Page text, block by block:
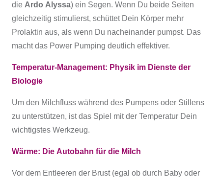
die Ardo Alyssa) ein Segen. Wenn Du beide Seiten
gleichzeitig stimulierst, schüttet Dein Körper mehr
Prolaktin aus, als wenn Du nacheinander pumpst. Das
macht das Power Pumping deutlich effektiver.
Temperatur-Management: Physik im Dienste der
Biologie
Um den Milchfluss während des Pumpens oder Stillens
zu unterstützen, ist das Spiel mit der Temperatur Dein
wichtigstes Werkzeug.
Wärme: Die Autobahn für die Milch
Vor dem Entleeren der Brust (egal ob durch Baby oder